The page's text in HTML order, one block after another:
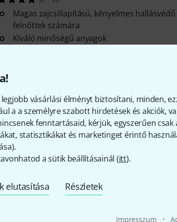
vásárlási élményt biztosítani, minden,
a a személyre szabott hirdetések és akciók,
fenntartásaid, kérjük, egyszerűen csak
statisztikákat és marketinget érintő
).
a sütik beállításainál (itt).
elutasítása Részletek
Impresszum ·
Magas zajcsillapítású, kényelmes hallásvédő
felnőttek számára
Kiváló minőségű anyagok
Muffy Kids Pink
4
5-16 éves gyermekek számára
Védi a káros zajoktól
Selymesen puha, állítható fejpánt